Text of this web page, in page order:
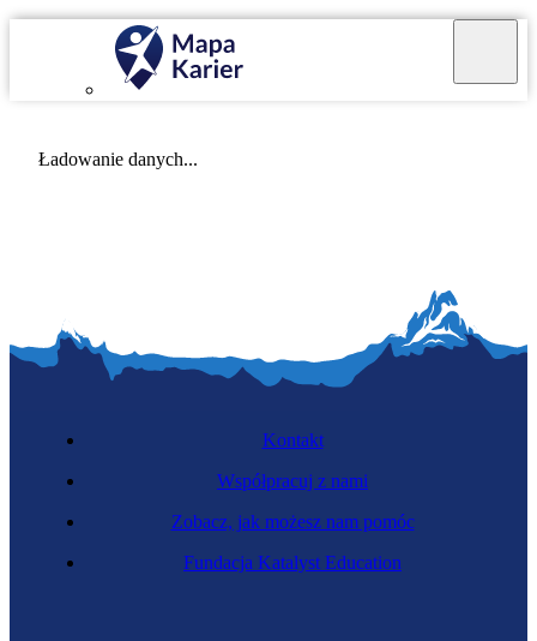
Ładowanie danych...
Kontakt
Współpracuj z nami
Zobacz, jak możesz nam pomóc
Fundacja Katalyst Education